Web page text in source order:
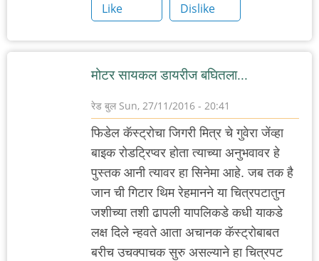
Like
Dislike
मोटर सायकल डायरीज बघितला...
रेड बुल Sun, 27/11/2016 - 20:41
फिडेल कॅस्ट्रोचा जिगरी मित्र चे गुवेरा जेंव्हा
बाइक रोडट्रिप्वर होता त्याच्या अनुभवावर हे
पुस्तक आनी त्यावर हा सिनेमा आहे. जब तक है
जान ची गिटार थिम रेहमानने या चित्रपटातुन
जशीच्या तशी ढापली यापलिकडे कधी याकडे
लक्ष दिले न्हवते आता अचानक कॅस्ट्रोबाबत
बरीच उचक्पाचक सुरु असल्याने हा चित्रपट